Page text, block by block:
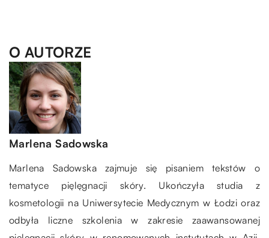
O AUTORZE
Marlena Sadowska
Marlena Sadowska zajmuje się pisaniem tekstów o
tematyce pięlęgnacji skóry. Ukończyła studia z
kosmetologii na Uniwersytecie Medycznym w Łodzi oraz
odbyła liczne szkolenia w zakresie zaawansowanej